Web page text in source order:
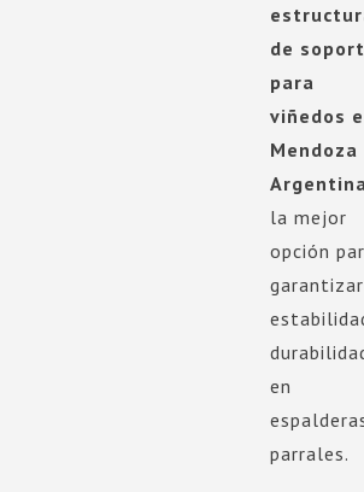
de
para
viñedos
Mendoza
Argentina
la mejor
opción
garantizar
en
parrales.